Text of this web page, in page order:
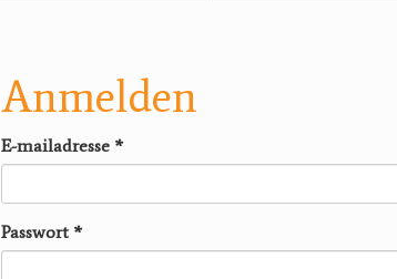
Anmelden
E-mailadresse *
Passwort *